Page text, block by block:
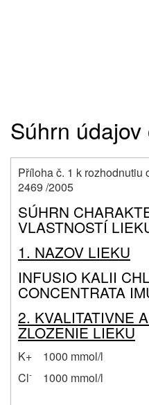
Súhrn údajov
Příloha č. 1 k rozhodnutiu
2469 /2005
SÚHRN
VLASTNOSTÍ
1. NAZOV LIEKU
INFUSIO KALII
CONCENTRATA
2. KVALITATIVNE
ZLOZENIE LIEKU
K+ 1000 mmol/l
Cl- 1000 mmol/l